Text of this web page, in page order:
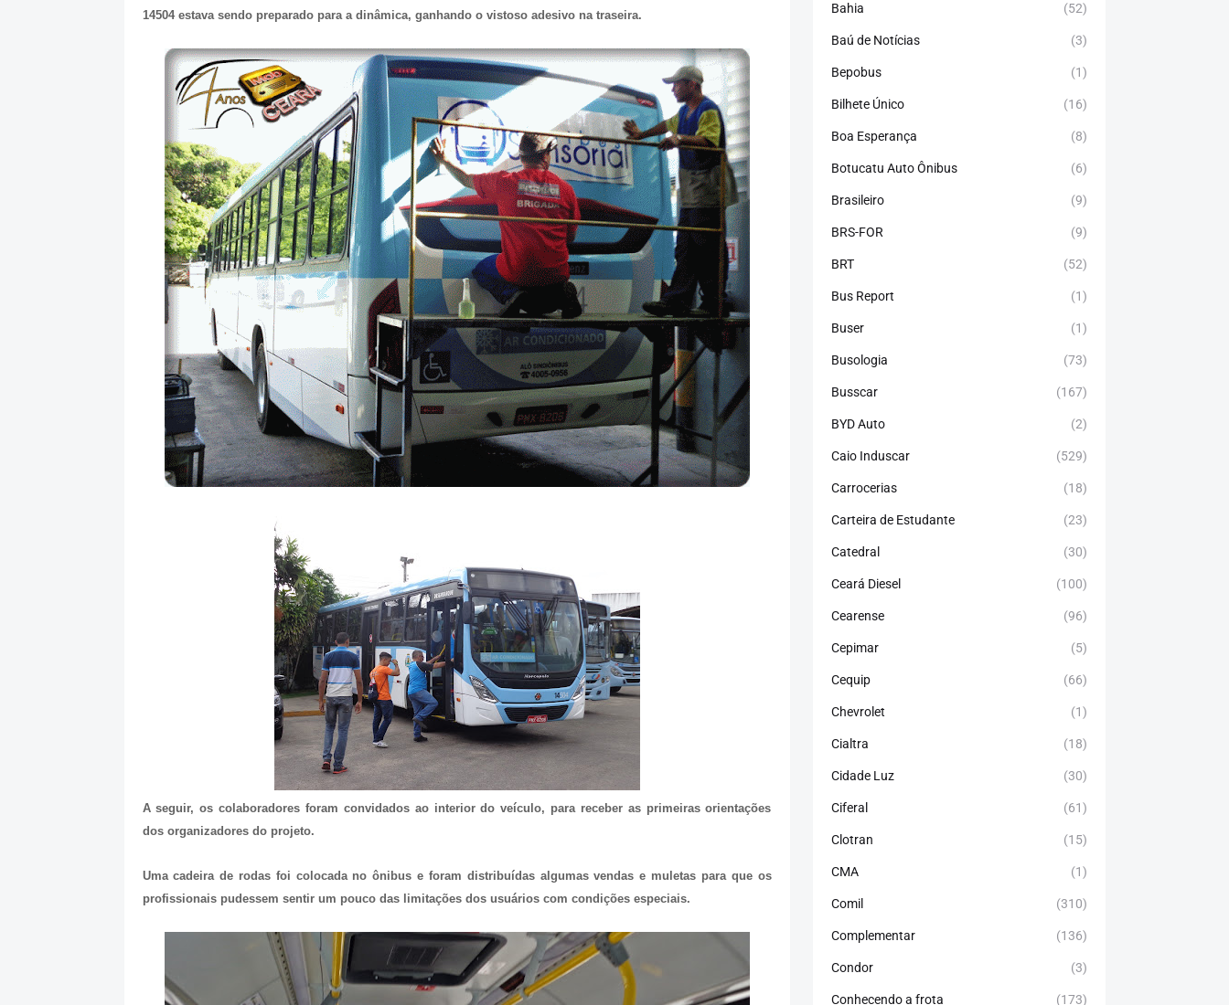
14504 estava sendo preparado para a dinâmica, ganhando o vistoso adesivo na traseira.
A seguir, os colaboradores foram convidados ao interior do veículo, para receber as primeiras orientações
dos organizadores do projeto.
Uma cadeira de rodas foi colocada no ônibus e foram distribuídas algumas vendas e muletas para que os
profissionais pudessem sentir um pouco das limitações dos usuários com condições especiais.
Bahia (52)
Baú de Notícias (3)
Bepobus (1)
Bilhete Único (16)
Boa Esperança (8)
Botucatu Auto Ônibus (6)
Brasileiro (9)
BRS-FOR (9)
BRT (52)
Bus Report (1)
Buser (1)
Busologia (73)
Busscar (167)
BYD Auto (2)
Caio Induscar (529)
Carrocerias (18)
Carteira de Estudante (23)
Catedral (30)
Ceará Diesel (100)
Cearense (96)
Cepimar (5)
Cequip (66)
Chevrolet (1)
Cialtra (18)
Cidade Luz (30)
Ciferal (61)
Clotran (15)
CMA (1)
Comil (310)
Complementar (136)
Condor (3)
Conhecendo a frota (173)